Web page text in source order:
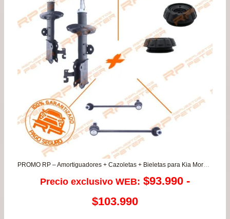
PROMO RP – Amortiguadores + Cazoletas + Bieletas para Kia Morning 1.0/1.2 2017 a 2024
Precio exclusivo WEB: $93.990 -
$103.990Rango